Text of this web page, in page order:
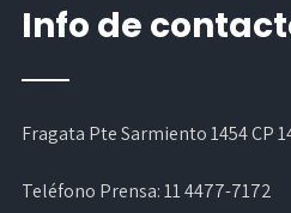
Info de
Fragata Pte Sarmiento 1454 CP
Teléfono Prensa:11 4477-7172